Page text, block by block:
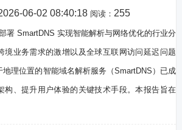
06-02 08:40:18 阅读： 255
署 SmartDNS 实现智能解析与网络优化的行业分
境业务需求的激增以及全球互联网访问延迟问题
地理位置的智能域名解析服务（SmartDNS）已成
构、提升用户体验的关键技术手段。本报告旨在